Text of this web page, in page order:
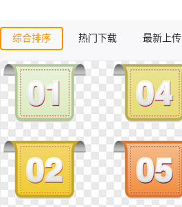
综合排序 热门下载 最新上传